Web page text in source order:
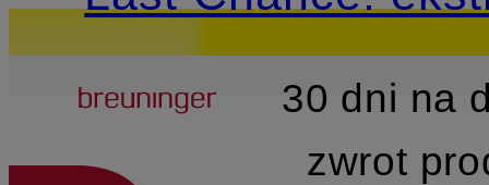
PRZEJDŹ DO GŁÓWNEJ
Breuninger
30 dni na
zwrot